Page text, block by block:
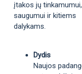
įtakos jų tinkamumui,
saugumui ir kitiems
dalykams.
Dydis
Naujos